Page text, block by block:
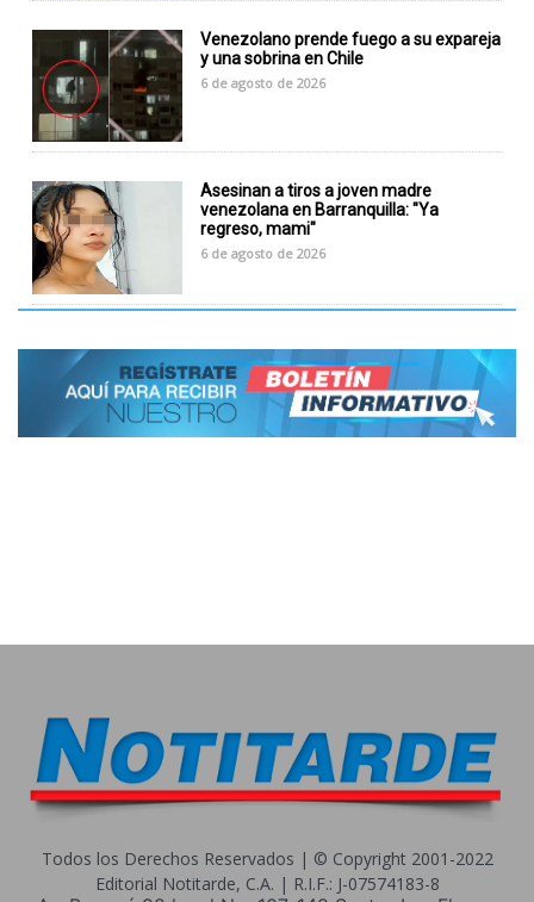
Venezolano prende fuego a su expareja
y una sobrina en Chile
6 de agosto de 2026
Asesinan a tiros a joven madre
venezolana en Barranquilla: "Ya
regreso, mami"
6 de agosto de 2026
Todos los Derechos Reservados | © Copyright 2001-2022
Editorial Notitarde, C.A. | R.I.F.: J-07574183-8